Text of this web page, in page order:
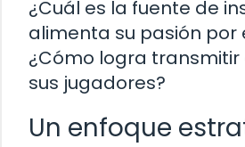
¿Cuál es la fuente de
alimenta su pasión por
¿Cómo logra transmitir
sus jugadores?
Un enfoque